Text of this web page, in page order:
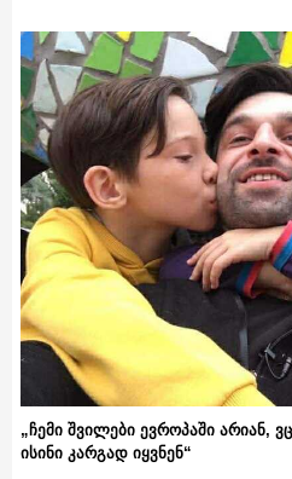
„ჩემი შვილები ევროპაში არიან,
ისინი კარგად იყვნენ“